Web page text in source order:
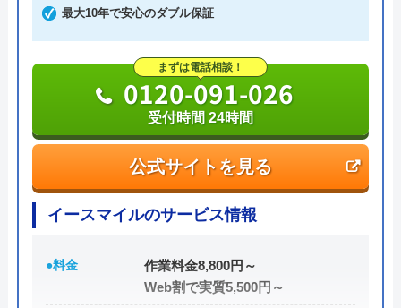
Googleクチコミを見る
分でお客様の元にスタッフが駆けつけます。出張見
一切ありません。業務や知識の習得のために厳しい
自社研修を実施しているため、技術には問題ないよ
トラブルの原因や作業例などが分かりやすく記載さ
れており、依頼の際も安心できますね。候補のひと
つにしてみてください。
ちなみに、電話で連絡した際に「サイトを見た」と
伝えると作業料金が2,000円割引になるWEB割があ
最大10年で安心のダブル保証
公式サイトを見る
まずは電話相談！
0120-091-026
受付時間 24時間
イースマイルのサービス情報
●料金
作業料金8,800円～
Web割で実質5,500円～